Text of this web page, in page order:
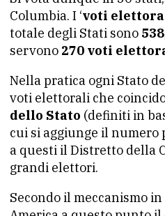
Columbia. I ‘voti
totale degli Stati sono 538
servono 270 voti
Nella pratica ogni Stato
voti elettorali che
dello Stato (definiti in
cui si aggiunge il numero
a questi il Distretto della
grandi elettori.
Secondo il meccanismo